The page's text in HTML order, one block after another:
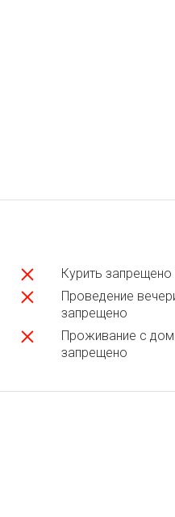
Курить запрещено
Проведение
запрещено
Проживание с
запрещено